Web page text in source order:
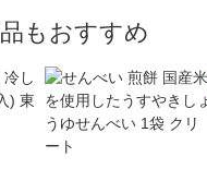
もおすすめ